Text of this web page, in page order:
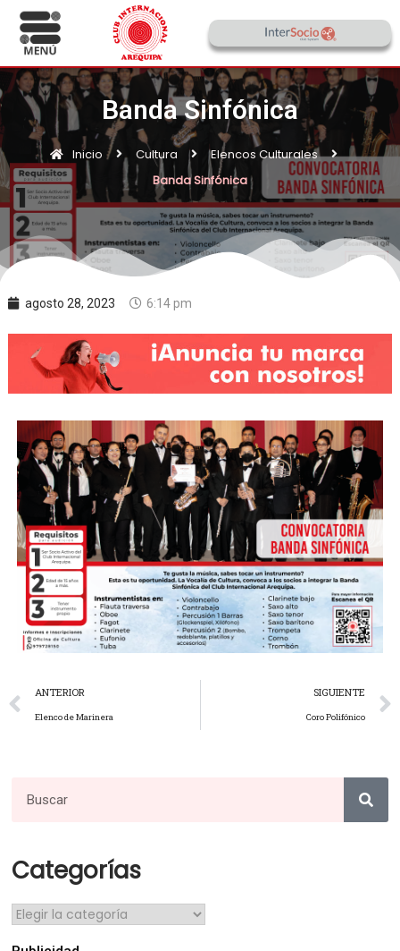
Banda Sinfónica
Inicio Cultura
Elencos Culturales
Banda Sinfónica
agosto 28, 2023 6:14 pm
ANTERIOR
Elenco de Marinera
SIGUIENTE
Coro Polifónico
Categorías